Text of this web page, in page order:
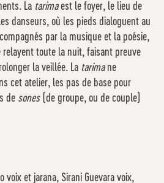
La tarimaest le foyer, le lieu de
danseurs, où les pieds dialoguent au
par la musique et la poésie,
relayent toute la nuit, faisant preuve
la veillée. La tarimane
cet atelier, les pas de base pour
de sones (de groupe, ou de couple)
voix et jarana, Sirani Guevara voix,